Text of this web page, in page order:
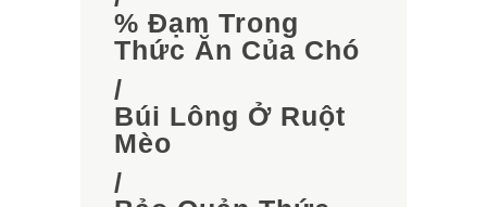
% Đạm Trong
Thức Ăn Của Chó
/
Búi Lông Ở Ruột
Mèo
/